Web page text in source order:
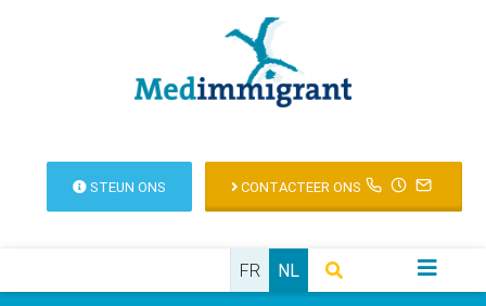
STEUN ONS CONTACTEER ONS
FR NL